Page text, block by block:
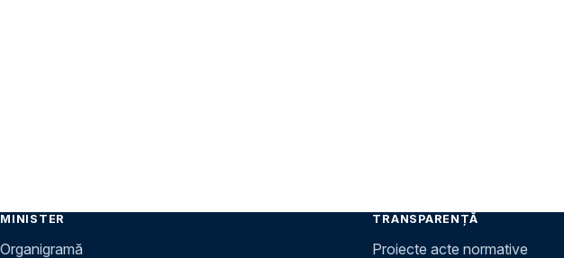
MINISTER
Organigramă
TRANSPARENȚĂ
Proiecte acte normative